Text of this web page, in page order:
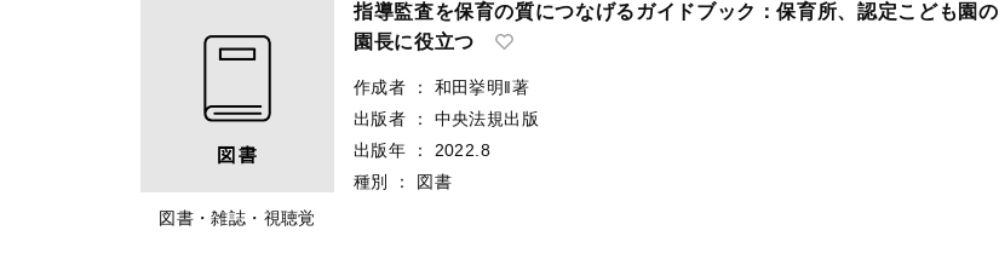
図書・雑誌・視聴覚
指導監査を保育の質につなげるガイドブック：保育所、認定こども園の
園長に役立つ
作成者 ：
和田挙明‖著
出版者
：
中央法規出版
出版年
：
2022.8
種別
： 図書